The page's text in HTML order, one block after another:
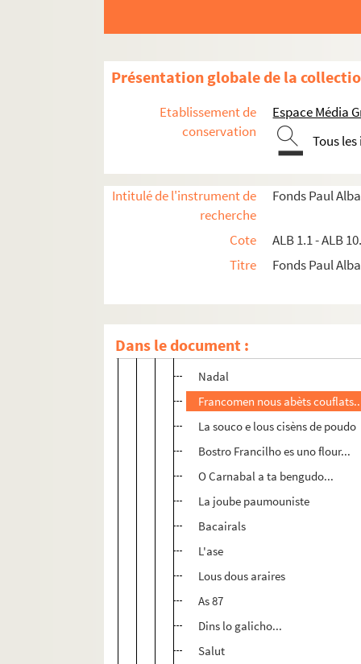
Présentation globale de la
Etablissement de
conservation
Espace Média
Tous
Intitulé de l'instrument de
recherche
Fonds Paul
Cote
ALB 1.1 - ALB
Titre
Fonds Paul
Dans le document :
ALB 4.11. Année 1912
Jan a sa moulhè la Frosino...
Coumo'n buc baralhur
Lou diable un jour...
Nadal
Francomen nous abèts
La souco e lous cisèns de poudo
Bostro Francilho es uno flour...
O Carnabal a ta bengudo...
La joube paumouniste
Bacairals
L'ase
Lous dous araires
As 87
Dins lo galicho...
Salut